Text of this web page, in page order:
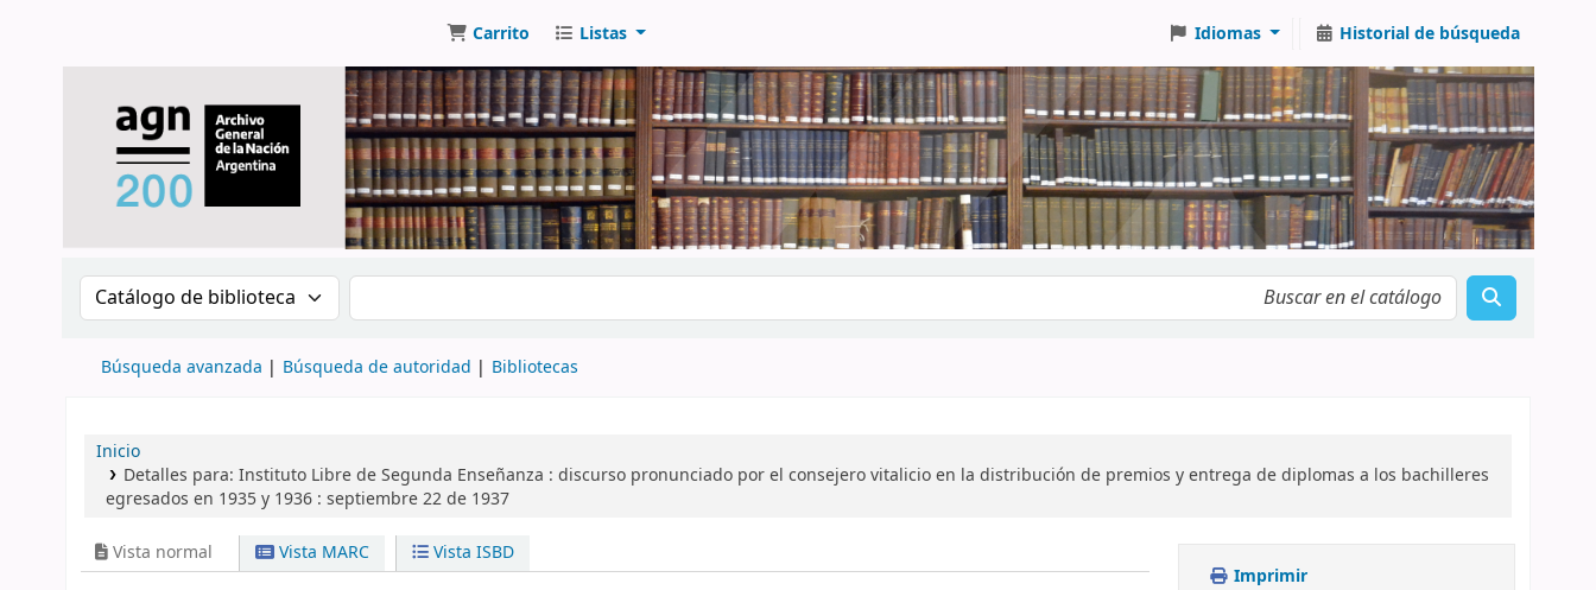
Carrito Listas Idiomas Historial de búsqueda
Buscar en el catálogo por: Buscar en el catálogo
Búsqueda avanzada Búsqueda de autoridad Bibliotecas
Inicio
Detalles para: Instituto Libre de Segunda Enseñanza : discurso pronunciado por el consejero vitalicio en la distribución de premios y entrega de diplomas a los bachilleres
egresados en 1935 y 1936 : septiembre 22 de 1937
Vista normal Vista MARC Vista ISBD
Imprimir